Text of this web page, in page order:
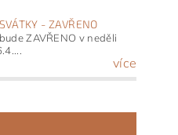
- ZAVŘENO
ZAVŘENO v neděli
více